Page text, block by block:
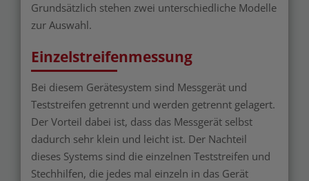
Grundsätzlich stehen zwei unterschiedliche Modelle
zur Auswahl.
Einzelstreifenmessung
Bei diesem Gerätesystem sind Messgerät und
Teststreifen getrennt und werden getrennt gelagert.
Der Vorteil dabei ist, dass das Messgerät selbst
dadurch sehr klein und leicht ist. Der Nachteil
dieses Systems sind die einzelnen Teststreifen und
Stechhilfen, die jedes mal einzeln in das Gerät